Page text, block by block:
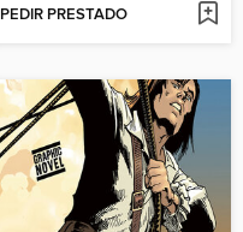
PEDIR PRESTADO